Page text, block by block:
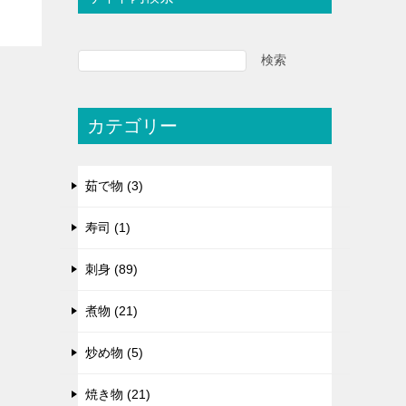
検索
カテゴリー
茹で物 (3)
寿司 (1)
刺身 (89)
煮物 (21)
炒め物 (5)
焼き物 (21)